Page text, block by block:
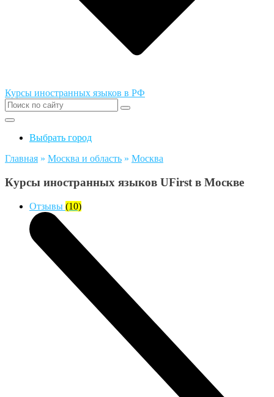
Курсы иностранных языков в РФ
Выбрать город
Главная » Москва и область » Москва
Курсы иностранных языков UFirst в Москве
Отзывы (10)